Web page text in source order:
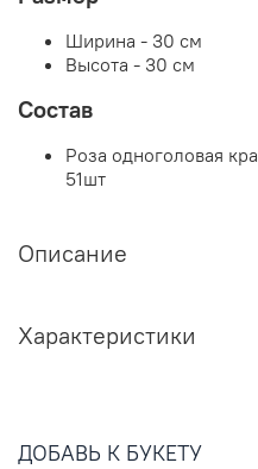
Ширина - 30 см
Высота - 30 см
Состав
Роза одноголовая
51шт
Описание
Характеристики
ДОБАВЬ К БУКЕТУ